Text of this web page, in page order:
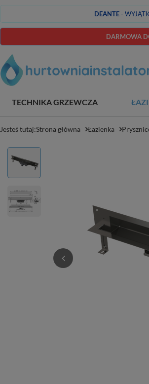
DEANTE-
DARMOWA
TECHNIKA GRZEWCZA
Jesteś tutaj:Strona główna Łazienka